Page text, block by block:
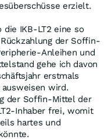
erzielt.
IKB-LT2 eine so
der Soffin-
Anleihen und
gehe ich davon
erstmals
wird.
der Soffin-Mittel der
Inhaber frei, womit
hartes und